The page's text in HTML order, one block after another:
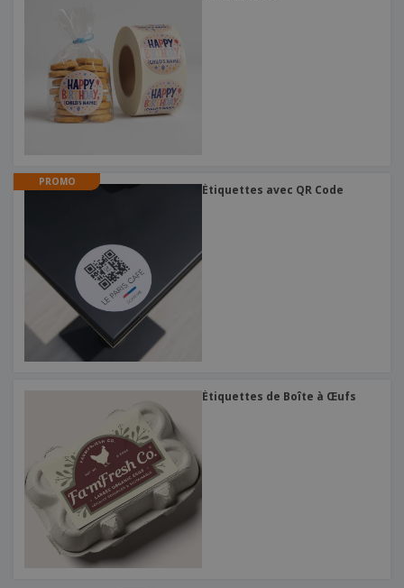
PROMO
Étiquettes avec QR Code
Étiquettes de Boîte à Œufs